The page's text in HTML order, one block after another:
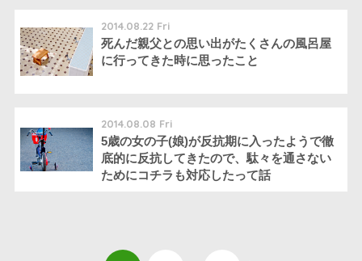
2014.08.22 Fri
死んだ親父との思い出がたくさんの風呂屋
に行ってきた時に思ったこと
2014.08.08 Fri
5歳の女の子(娘)が反抗期に入ったようで徹
底的に反抗してきたので、駄々を通さない
ためにコチラも対応したって話